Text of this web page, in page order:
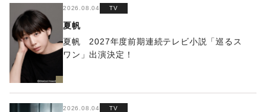
2026.08.04 TV
夏帆
夏帆 2027年度前期連続テレビ小説「巡るス
ワン」出演決定！
2026.08.04 TV